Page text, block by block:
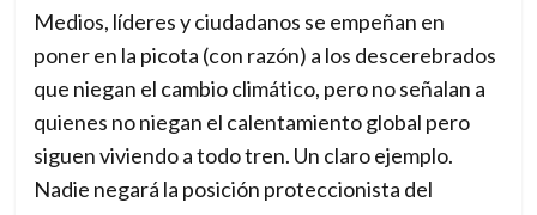
i
o
n
a
l
m
Medios, líderes y ciudadanos se empeñan en
poner en la picota (con razón) a los descerebrados
que niegan el cambio climático, pero no señalan a
quienes no niegan el calentamiento global pero
siguen viviendo a todo tren. Un claro ejemplo.
Nadie negará la posición proteccionista del